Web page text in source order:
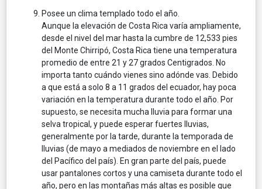
Posee un clima templado todo el año.
Aunque la elevación de Costa Rica varía ampliamente,
desde el nivel del mar hasta la cumbre de 12,533 pies
del Monte Chirripó, Costa Rica tiene una temperatura
promedio de entre 21 y 27 grados Centigrados. No
importa tanto cuándo vienes sino adónde vas. Debido
a que está a solo 8 a 11 grados del ecuador, hay poca
variación en la temperatura durante todo el año. Por
supuesto, se necesita mucha lluvia para formar una
selva tropical, y puede esperar fuertes lluvias,
generalmente por la tarde, durante la temporada de
lluvias (de mayo a mediados de noviembre en el lado
del Pacífico del país). En gran parte del país, puede
usar pantalones cortos y una camiseta durante todo el
año, pero en las montañas más altas es posible que